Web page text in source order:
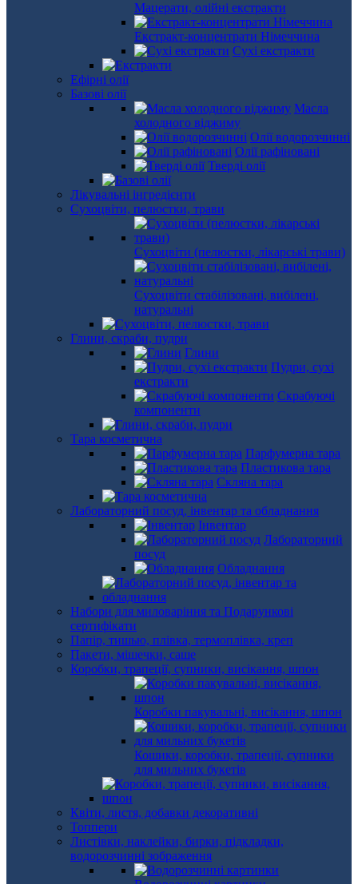
Мацерати, олійні екстракти
Екстракт-концентрати Німеччина
Сухі екстракти
Ефірні олії
Базові олії
Масла
холодного віджиму
Олії водорозчинні
Олії рафіновані
Тверді олії
Лікувальні інгредієнти
Сухоцвіти, пелюстки, трави
Сухоцвіти (пелюстки, лікарські трави)
Сухоцвіти стабілізовані, вибілені,
натуральні
Глини, скраби, пудри
Глини
Пудри, сухі
екстракти
Скрабуючі
компоненти
Тара косметична
Парфумерна тара
Пластикова тара
Скляна тара
Лабораторний посуд, інвентар та обладнання
Інвентар
Лабораторний
посуд
Обладнання
Набори для миловаріння та Подарункові
сертифікати
Папір, тишью, плівка, термоплівка, креп
Пакети, мішечки, саше
Коробки, трапеції, супники, висікання, шпон
Коробки пакувальні, висікання, шпон
Кошики, коробки, трапеції, супники
для мильних букетів
Квіти, листя, добавки декоративні
Топпери
Листівки, наклейки, бирки, підкладки,
водорозчинні зображення